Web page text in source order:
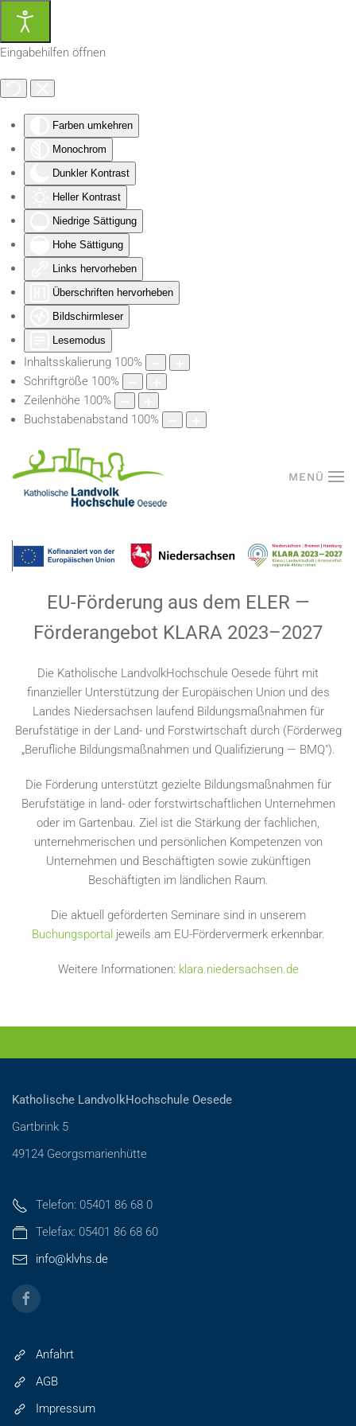
Eingabehilfen öffnen
Farben umkehren
Monochrom
Dunkler Kontrast
Heller Kontrast
Niedrige Sättigung
Hohe Sättigung
Links hervorheben
Überschriften hervorheben
Bildschirmleser
Lesemodus
Inhaltsskalierung 100%
Schriftgröße 100%
Zeilenhöhe 100%
Buchstabenabstand 100%
Zum Hauptinhalt springen
MENÜ
EU-Förderung aus dem ELER —
Förderangebot KLARA 2023–2027
Die Katholische LandvolkHochschule Oesede führt mit
finanzieller Unterstützung der Europäischen Union und des
Landes Niedersachsen laufend Bildungsmaßnahmen für
Berufstätige in der Land- und Forstwirtschaft durch (Förderweg
„Berufliche Bildungsmaßnahmen und Qualifizierung — BMQ").
Die Förderung unterstützt gezielte Bildungsmaßnahmen für
Berufstätige in land- oder forstwirtschaftlichen Unternehmen
oder im Gartenbau. Ziel ist die Stärkung der fachlichen,
unternehmerischen und persönlichen Kompetenzen von
Unternehmen und Beschäftigten sowie zukünftigen
Beschäftigten im ländlichen Raum.
Die aktuell geförderten Seminare sind in unserem
Buchungsportal jeweils am EU-Fördervermerk erkennbar.
Weitere Informationen: klara.niedersachsen.de
Katholische LandvolkHochschule Oesede
Gartbrink 5
49124 Georgsmarienhütte
Telefon: 05401 86 68 0
Telefax: 05401 86 68 60
info@klvhs.de
Anfahrt
AGB
Impressum